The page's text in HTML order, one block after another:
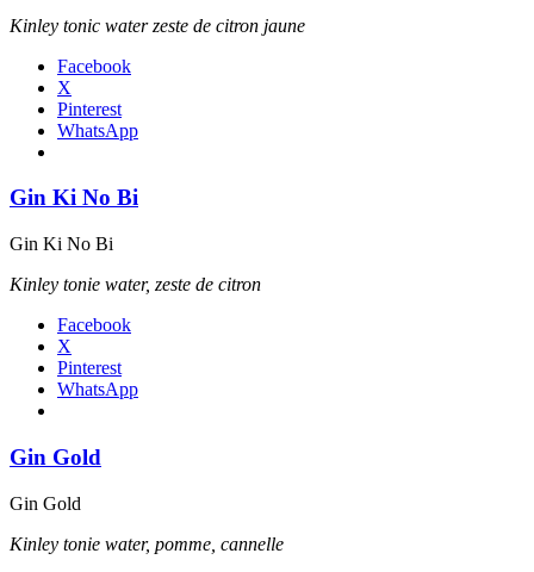
Kinley tonic water zeste de citron jaune
Facebook
X
Pinterest
WhatsApp
Gin Ki No Bi
Gin Ki No Bi
Kinley tonie water, zeste de citron
Facebook
X
Pinterest
WhatsApp
Gin Gold
Gin Gold
Kinley tonie water, pomme, cannelle